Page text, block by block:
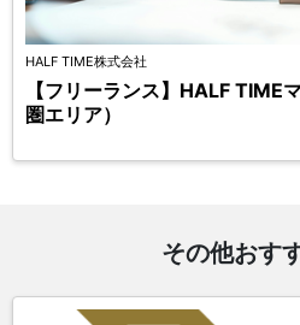
HALF TIME株式会社
【フリーランス】HALF TIME
圏エリア）
その他おす